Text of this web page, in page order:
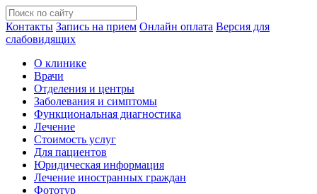
Контакты Запись на прием Онлайн оплата Версия для
слабовидящих
О клинике
Врачи
Отделения и центры
Заболевания и симптомы
Функциональная диагностика
Лечение
Стоимость услуг
Для пациентов
Юридическая информация
Лечение иностранных граждан
Фототур